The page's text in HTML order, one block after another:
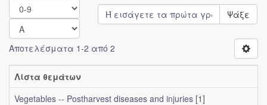
Ψάξε
Αποτελέσματα 1-2 από 2
Λίστα θεμάτων
Vegetables -- Postharvest diseases and injuries [1]